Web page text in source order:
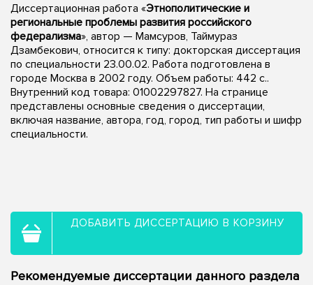
Диссертационная работа «Этнополитические и
региональные проблемы развития российского
федерализма», автор — Мамсуров, Таймураз
Дзамбекович, относится к типу: докторская диссертация
по специальности 23.00.02. Работа подготовлена в
городе Москва в 2002 году. Объем работы: 442 с..
Внутренний код товара: 01002297827. На странице
представлены основные сведения о диссертации,
включая название, автора, год, город, тип работы и шифр
специальности.
ДОБАВИТЬ ДИССЕРТАЦИЮ В КОРЗИНУ
Рекомендуемые диссертации данного раздела